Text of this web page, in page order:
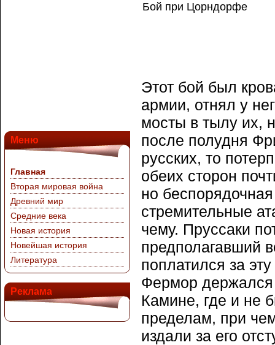
Меню
Главная
Вторая мировая война
Древний мир
Средние века
Новая история
Новейшая история
Литература
Реклама
Бой при Цорндорфе
Этот бой был
армии, отнял у
мосты в тылу их,
после полудня
русских, то
обеих сторон
но
стремительные
чему. Пруссаки
предполагавший
поплатился за
Фермор
Камине, где и не
пределам, при
издали за его